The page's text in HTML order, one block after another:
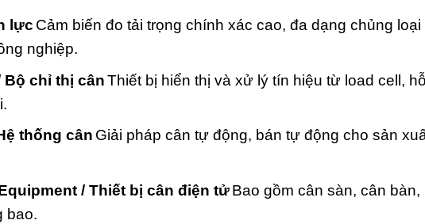
lực Cảm biến đo tải trọng chính xác cao, đa dạng chủng loại
nghiệp.
Bộ chỉ thị cânThiết bị hiển thị và xử lý tín hiệu từ load cell,
thống cân Giải pháp cân tự động, bán tự động cho sản
/ Thiết bị cân điện tử Bao gồm cân sàn, cân bàn,
bao.